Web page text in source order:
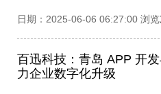
日期：2025-06-06 06:27:00 浏
百迅科技：青岛 APP 开
力企业数字化升级